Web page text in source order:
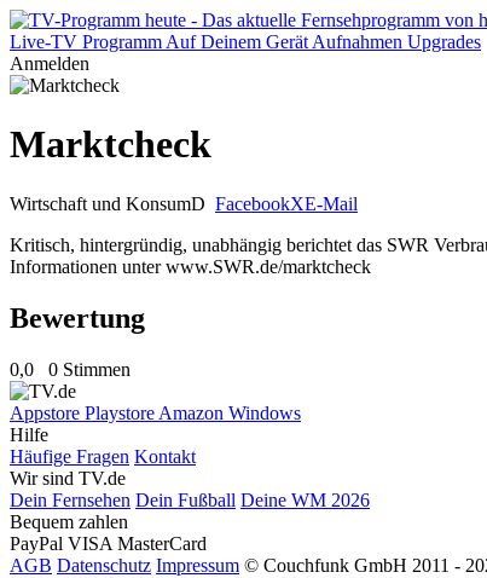
Live-TV Programm Auf Deinem Gerät Aufnahmen Upgrades
Anmelden
Marktcheck
Wirtschaft und KonsumD FacebookXE-Mail
Kritisch, hintergründig, unabhängig berichtet das SWR
Informationen unter www.SWR.de/marktcheck
Bewertung
0,0 0 Stimmen
Appstore Playstore Amazon Windows
Hilfe
Häufige Fragen Kontakt
Wir sind TV.de
Dein Fernsehen Dein Fußball Deine WM 2026
Bequem zahlen
PayPal VISA MasterCard
AGB Datenschutz Impressum © Couchfunk GmbH 2011 -